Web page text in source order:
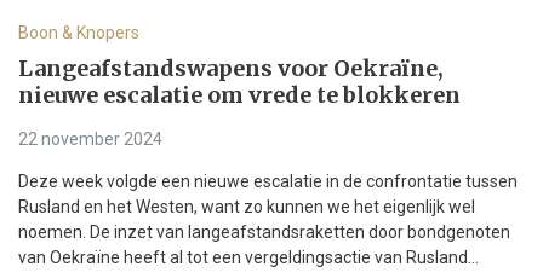
Boon & Knopers
Langeafstandswapens voor Oekraïne,
nieuwe escalatie om vrede te blokkeren
22 november 2024
Deze week volgde een nieuwe escalatie in de confrontatie tussen
Rusland en het Westen, want zo kunnen we het eigenlijk wel
noemen. De inzet van langeafstandsraketten door bondgenoten
van Oekraïne heeft al tot een vergeldingsactie van Rusland...